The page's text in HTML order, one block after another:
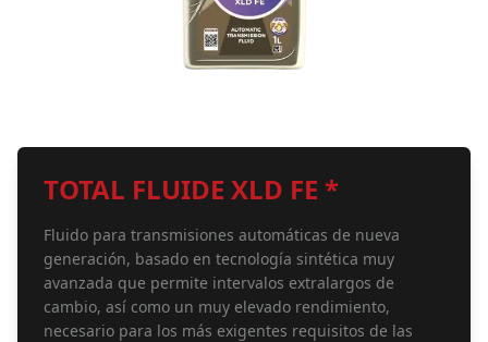
TOTAL FLUIDE XLD FE *
Fluido para transmisiones automáticas de nueva
generación, basado en tecnología sintética muy
avanzada que permite intervalos extralargos de
cambio, así como un muy elevado rendimiento,
necesario para los más exigentes requisitos de las